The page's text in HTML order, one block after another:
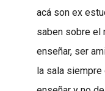
acá son ex
saben sobre el
enseñar, ser
la sala